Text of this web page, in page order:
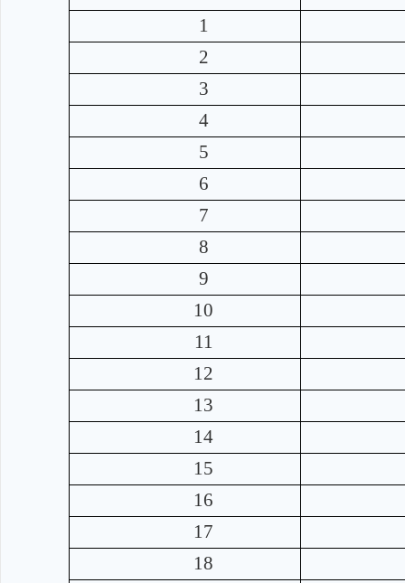
1
2
3
4
5
6
7
8
9
10
11
12
13
14
15
16
17
18